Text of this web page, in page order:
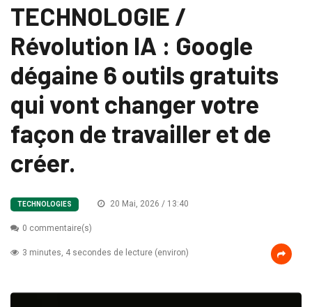
TECHNOLOGIE /
Révolution IA : Google
dégaine 6 outils gratuits
qui vont changer votre
façon de travailler et de
créer.
TECHNOLOGIES 20 Mai, 2026 / 13:40
0 commentaire(s)
3 minutes, 4 secondes de lecture (environ)